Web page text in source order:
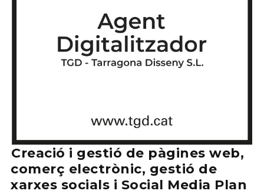
Creació i gestió de pàgines web,
comerç electrònic, gestió de
xarxes socials i Social Media Plan